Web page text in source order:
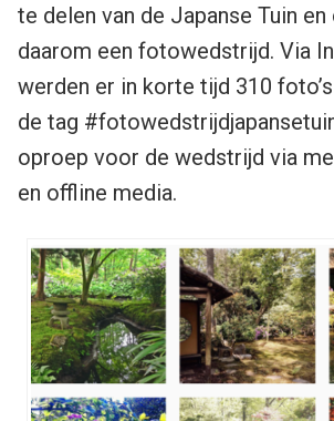
te delen van de Japanse Tuin
daarom een fotowedstrijd. Via
werden er in korte tijd 310
de tag
oproep voor de wedstrijd via
en offline media.